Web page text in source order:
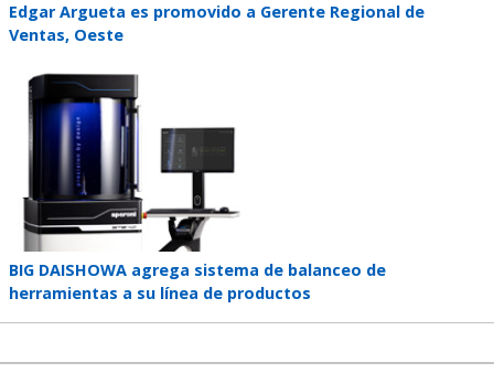
Teaser
title
Edgar Argueta es promovido a Gerente Regional de
Ventas, Oeste
Teaser
image
Teaser
title
BIG DAISHOWA agrega sistema de balanceo de
herramientas a su línea de productos